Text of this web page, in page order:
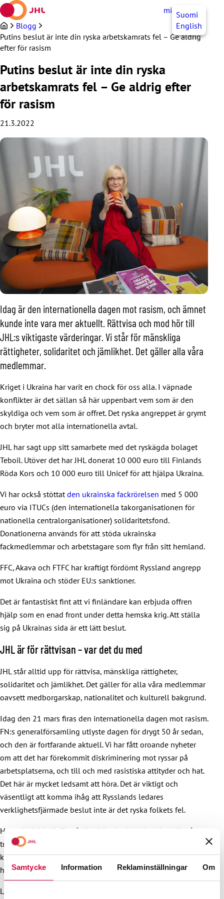
Samtycke Information Reklaminställningar Om
Hoppa
till
innehållet
mittJHL SV
Suomi
English
Blogg
Putins beslut är inte din ryska arbetskamrats fel – Ge aldrig
efter för rasism
Putins beslut är inte din ryska
arbetskamrats fel – Ge aldrig efter
för rasism
21.3.2022
Idag är den internationella dagen mot rasism, och ämnet
kunde inte vara mer aktuellt. Rättvisa och mod hör till
JHL:s viktigaste värderingar. Vi står för mänskliga
rättigheter, solidaritet och jämlikhet. Det gäller alla våra
medlemmar.
Kriget i Ukraina har varit en chock för oss alla. I väpnade
konflikter är det sällan så här uppenbart vem som är den
skyldiga och vem som är offret. Det ryska angreppet är grymt
och bryter mot alla internationella avtal.
JHL har sagt upp sitt samarbete med det ryskägda bolaget
Teboil. Utöver det har JHL donerat 10 000 euro till Finlands
Röda Kors och 10 000 euro till Unicef för att hjälpa Ukraina.
Vi har också stöttat den ukrainska fackrörelsen med 5 000
euro via ITUCs (den internationella takorganisationen för
nationella centralorganisationer) solidaritetsfond.
Donationerna används för att stöda ukrainska
fackmedlemmar och arbetstagare som flyr från sitt hemland.
FFC, Akava och FTFC har kraftigt fördömt Ryssland angrepp
mot Ukraina och stöder EU:s sanktioner.
Det är fantastiskt fint att vi finländare kan erbjuda offren
hjälp som en enad front under detta hemska krig. Att ställa
sig på Ukrainas sida är ett lätt beslut.
JHL är för rättvisan – var det du med
JHL står alltid upp för rättvisa, mänskliga rättigheter,
solidaritet och jämlikhet. Det gäller för alla våra medlemmar
oavsett medborgarskap, nationalitet och kulturell bakgrund.
Idag den 21 mars firas den internationella dagen mot rasism.
FN:s generalförsamling utlyste dagen för drygt 50 år sedan,
och den är fortfarande aktuell. Vi har fått oroande nyheter
om att det har förekommit diskriminering mot ryssar på
arbetsplatserna, och till och med rasistiska attityder och hat.
Det här är mycket ledsamt att höra. Det är viktigt och
väsentligt att komma ihåg att Rysslands ledares
verklighetsfjärmade beslut inte är det ryska folkets fel.
Hat och rädsla är förståeliga känslor i en situation där vår
trygghetskänsla plötsligt har försvunnit och krigets fasor
kommer nära oss. Med att hata spelar vi dock bara Putin i
händerna. Hat leder bara till mer hat.
Låt oss alltså vara rättvisa och modiga även nu. Tillsammans